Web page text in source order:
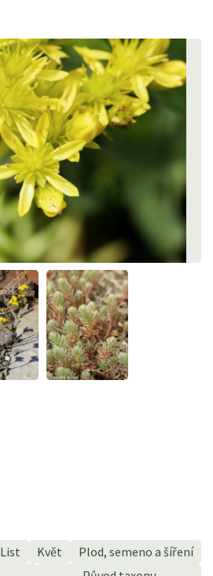
List Květ
Plod, semeno a šíření